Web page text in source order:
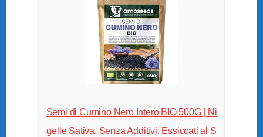
Semi di Cumino Nero Intero BIO 500G | Ni
gelle Sativa, Senza Additivi, Essiccati al S